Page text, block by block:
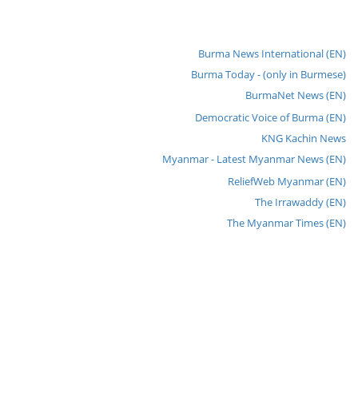
Burma News International (EN)
Burma Today - (only in Burmese)
BurmaNet News (EN)
Democratic Voice of Burma (EN)
KNG Kachin News
Myanmar - Latest Myanmar News (EN)
ReliefWeb Myanmar (EN)
The Irrawaddy (EN)
The Myanmar Times (EN)